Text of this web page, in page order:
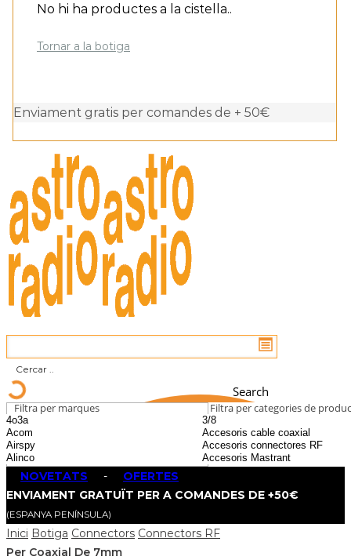
No hi ha productes a la cistella..
Tornar a la botiga
Enviament gratis per comandes de + 50€
Search
Filtra per marques Filtra per categories de
NOVETATS - OFERTES
ENVIAMENT GRATUÏT PER A COMANDES DE +50€
(ESPANYA PENÍNSULA)
Inici Botiga Connectors Connectors RF
Per Coaxial De 7mm